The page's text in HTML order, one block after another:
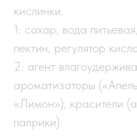
кислинки.
1: сахар, вода
пектин, регулятор
2: агент
ароматизаторы
«Лимон»), красители
паприки)